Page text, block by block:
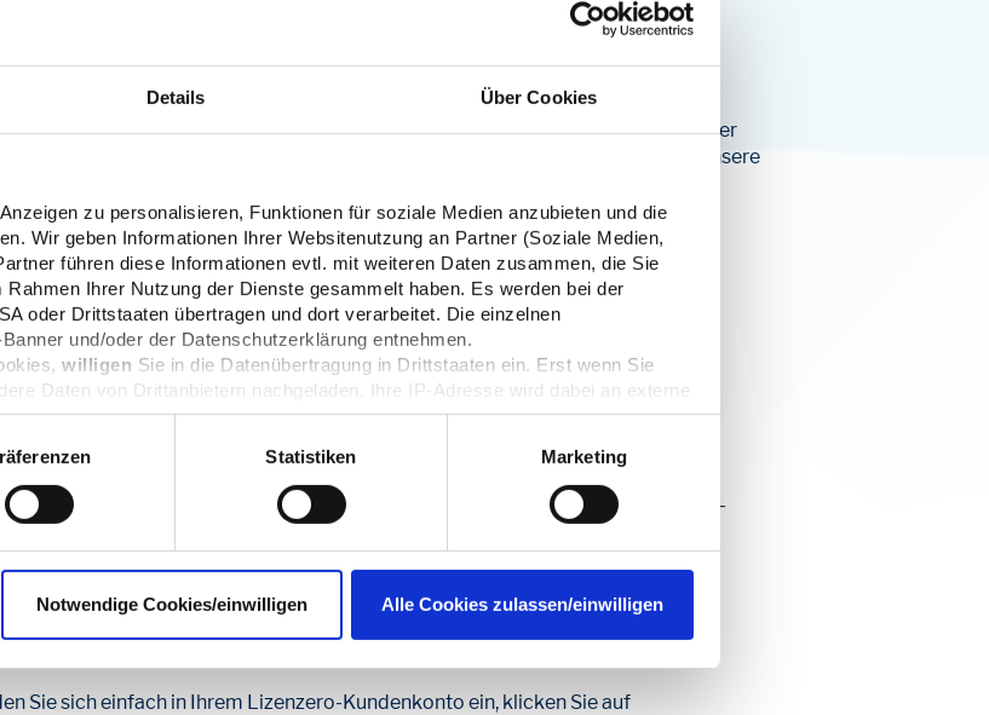
Details Über Cookies
zu personalisieren, Funktionen für soziale Medien anzubieten und die
Wir geben Informationen Ihrer Websitenutzung an Partner (Soziale Medien,
führen diese Informationen evtl. mit weiteren Daten zusammen, die Sie
Ihrer Nutzung der Dienste gesammelt haben. Es werden bei der
oder Drittstaaten übertragen und dort verarbeitet. Die einzelnen
und/oder der Datenschutzerklärung entnehmen.
willigen Sie in die Datenübertragung in Drittstaaten ein. Erst wenn Sie
Daten von Drittanbietern nachgeladen. Ihre IP-Adresse wird dabei an externe
dieser Anbieter können Sie sich auf deren Seiten informieren. Wir speichern
Statistiken Marketing
Notwendige Cookies/einwilligen Alle Cookies zulassen/einwilligen
technik.de Ihnen als Lizenzero-Kund*in 10 % Rabatt auf das gesamte
elektronische Geräte zu fairen Preisen. Entgegen dem Trend, sich immer
oder Laptops einzudecken, bietet generalüberholte Technik die Chance, unsere
technik.de angebotenen Geräte stammen hauptsächlich aus
und werden vor dem Verkauf von fachkundigen Sachverständigen
Daten werden gelöscht und defekte oder verschlissene Teile
Elektrogeräts bares Geld sparen und etwas Gutes für die Umwelt tun.
gesamte Sortiment von
Sie ganz einfach auf den Deal zugreifen: Schließen Sie als
Schritten einen Lizenzero-Vertrag ab und greifen Sie direkt auf das gebrauchte-
zu.
JETZT LIZENZERO KUND*IN WERDEN
Sie sich einfach in Ihrem Lizenzero-Kundenkonto ein, klicken Sie auf